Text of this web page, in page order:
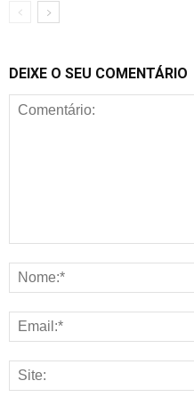
DEIXE O SEU COMENTÁRIO